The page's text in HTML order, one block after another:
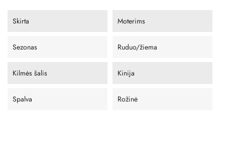
Skirta Moterims
Sezonas Ruduo/žiema
Kilmės šalis Kinija
Spalva Rožinė